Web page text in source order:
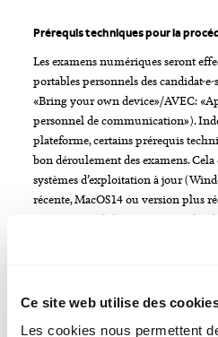
Ce site web utilise des
Les cookies nous permettent
Prérequis techniques pour la
Les examens numériques seront
portables personnels des candidat-
«Bring your own device»/AVEC:
personnel de communication»).
plateforme, certains prérequis
bon déroulement des examens.
systèmes d’exploitation à jour
récente, MacOS 14 ou version plus
navigateur validées (p. ex. Google
la désactivation des bloqueurs de
zéro.